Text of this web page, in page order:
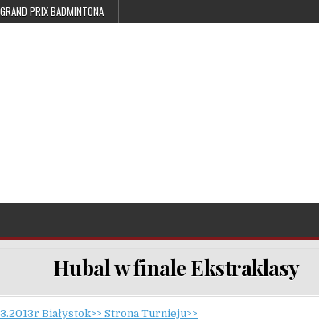
PRIX BADMINTONA
Hubal w finale Ekstraklasy
Białystok>> Strona Turnieju>>